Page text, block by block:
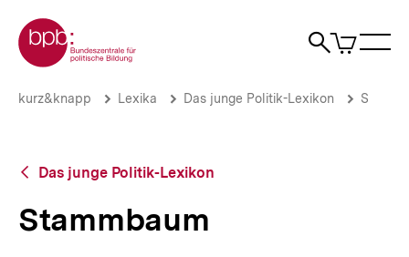
zum
Seiteninhalt
springen
Zur Startseite der bpb
Suche
Artikel
im
Stammbaum
Brotkrümelnavigation
Pfadnavigation
kurz&knapp Lexika Das junge Politik-Lexikon S
Zurück
Übersicht
Das junge Politik-Lexikon
Stammbaum